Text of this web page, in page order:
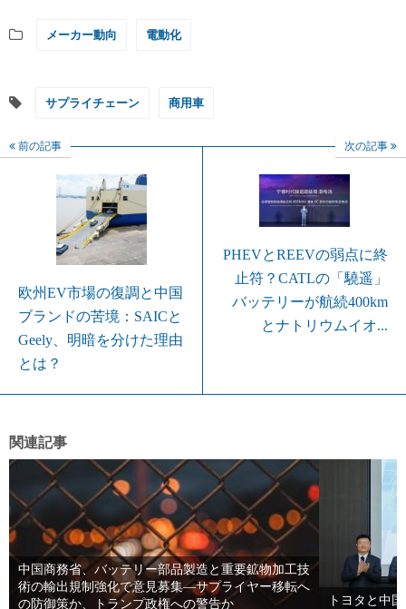
メーカー動向 電動化
サプライチェーン 商用車
前の記事
欧州EV市場の復調と中国
ブランドの苦境：SAICと
Geely、明暗を分けた理由
とは？
次の記事
PHEVとREEVの弱点に終
止符？CATLの「驍遥」
バッテリーが航続400km
とナトリウムイオ...
関連記事
中国商務省、バッテリー部品製造と重要鉱物加工技
術の輸出規制強化で意見募集—サプライヤー移転へ
の防御策か、トランプ政権への警告か
トヨタと中